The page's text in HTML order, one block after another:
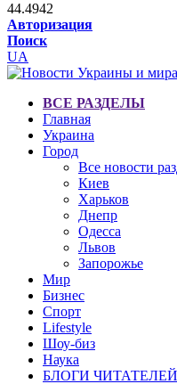
44.4942
Авторизация
Поиск
UA
ВСЕ РАЗДЕЛЫ
Главная
Украина
Город
Все новости
Киев
Харьков
Днепр
Одесса
Львов
Запорожье
Мир
Бизнес
Спорт
Lifestyle
Шоу-биз
Наука
БЛОГИ ЧИТАТЕЛЕЙ